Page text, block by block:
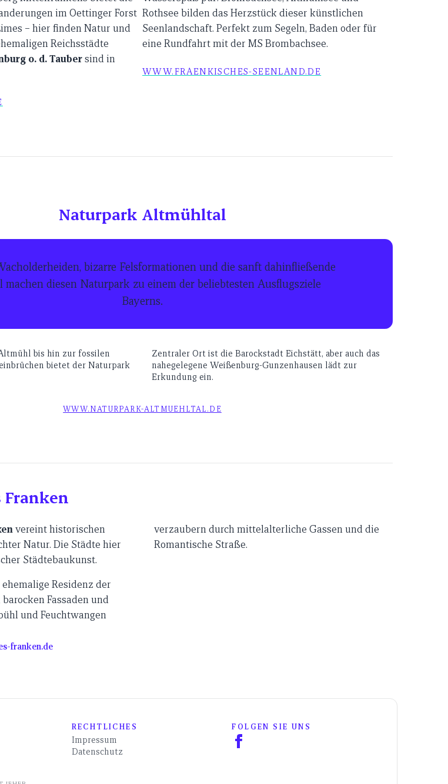
im Oettinger Forst
– hier finden Natur und
Reichsstädte
o. d. Taubersind in
Rothsee bilden das Herzstück dieser künstlichen
Seenlandschaft. Perfekt zum Segeln, Baden oder für
eine Rundfahrt mit der MS Brombachsee.
WWW.FRAENKISCHES-SEENLAND.DE
Naturpark Altmühltal
bizarre Felsformationen und die sanft dahinfließende
diesen Naturpark zu einem der beliebtesten Ausflugsziele
Bayerns.
bis hin zur fossilen
bietet der Naturpark
Zentraler Ort ist die Barockstadt Eichstätt, aber auch das
nahegelegene Weißenburg-Gunzenhausen lädt zur
Erkundung ein.
WWW.NATURPARK-ALTMUEHLTAL.DE
Franken
vereint historischen
Städtebaukunst.
ehemalige Residenz der
Fassaden und
verzaubern durch mittelalterliche Gassen und die
Romantische Straße.
franken.de
RECHTLICHES
Impressum
Datenschutz
FOLGEN SIE UNS